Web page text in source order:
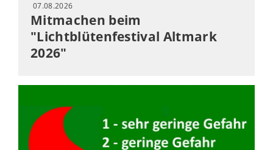
07.08.2026
Mitmachen beim
"Lichtblütenfestival Altmark
2026"